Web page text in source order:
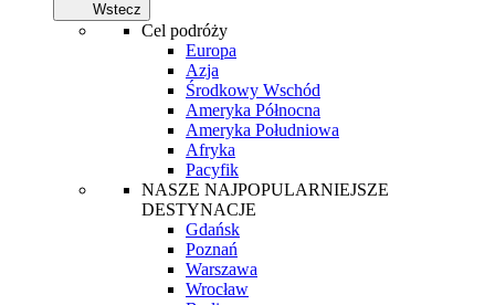
Wstecz
Cel podróży
Europa
Azja
Środkowy Wschód
Ameryka Północna
Ameryka Południowa
Afryka
Pacyfik
NASZE NAJPOPULARNIEJSZE
DESTYNACJE
Gdańsk
Poznań
Warszawa
Wrocław